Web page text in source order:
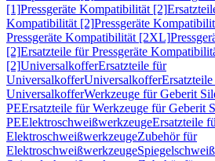
[1]Pressgeräte Kompatibilität [2]
Kompatibilität [2]Pressgeräte
Pressgeräte Kompatibilität [2XL]
[2]Ersatzteile für Pressgeräte
[2]UniversalkofferErsatzteile für
UniversalkofferUniversalkoffer
UniversalkofferWerkzeuge für Geberit
PEErsatzteile für Werkzeuge für Geberit
PEElektroschweißwerkzeugeErsatzteile
ElektroschweißwerkzeugeZubehör für
Elektroschweißwerkzeuge